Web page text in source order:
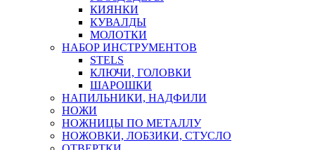
КИЯНКИ
КУВАЛДЫ
МОЛОТКИ
НАБОР ИНСТРУМЕНТОВ
STELS
КЛЮЧИ, ГОЛОВКИ
ШАРОШКИ
НАПИЛЬНИКИ, НАДФИЛИ
НОЖИ
НОЖНИЦЫ ПО МЕТАЛЛУ
НОЖОВКИ, ЛОБЗИКИ, СТУСЛО